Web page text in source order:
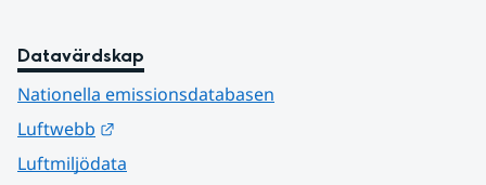
Datavärdskap
Nationella emissionsdatabasen
Luftwebb
Luftmiljödata